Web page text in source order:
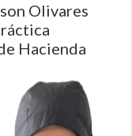
Olivares
Hacienda